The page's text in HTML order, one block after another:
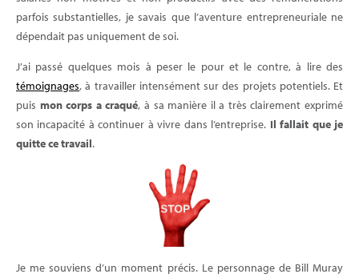
parfois substantielles, je savais que l’aventure entrepreneuriale ne
dépendait pas uniquement de soi.
J’ai passé quelques mois à peser le pour et le contre, à lire des
témoignages, à travailler intensément sur des projets potentiels. Et
puis mon corps a craqué, à sa manière il a très clairement exprimé
son incapacité à continuer à vivre dans l’entreprise. Il fallait que je
quitte ce travail.
Je me souviens d’un moment précis. Le personnage de Bill Muray